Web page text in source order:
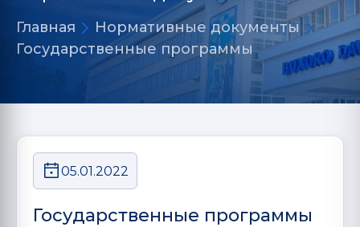
Главная
Нормативные документы
Государственные программы
05.01.2022
Государственные программы